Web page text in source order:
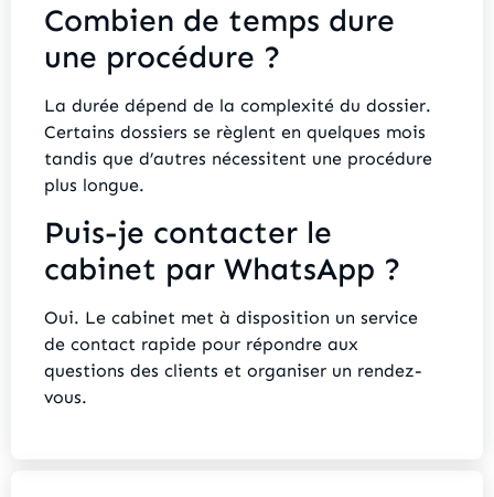
Combien de temps dure
une procédure ?
La durée dépend de la complexité du dossier.
Certains dossiers se règlent en quelques mois
tandis que d’autres nécessitent une procédure
plus longue.
Puis-je contacter le
cabinet par WhatsApp ?
Oui. Le cabinet met à disposition un service
de contact rapide pour répondre aux
questions des clients et organiser un rendez-
vous.